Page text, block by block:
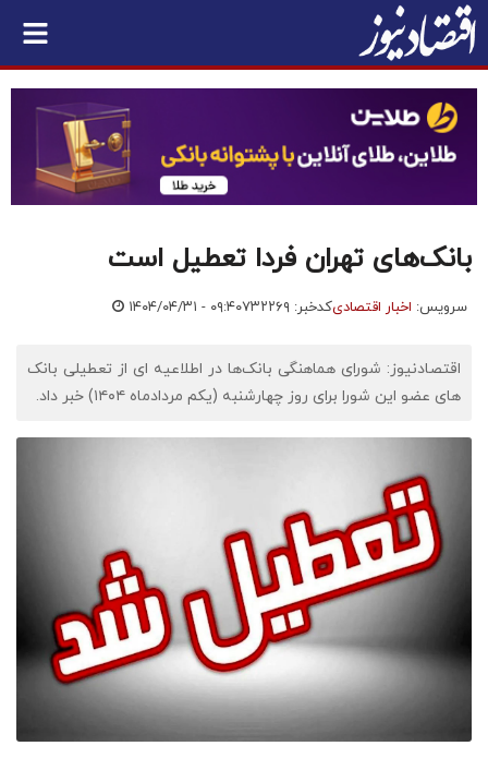
بانک‌های تهران فردا تعطیل است
سرویس: اخبار اقتصادیکدخبر: ۷۳۲۲۶۹ ۱۴۰۴/۰۴/۳۱ - ۰۹:۴۰
اقتصادنیوز: شورای هماهنگی بانک‌ها در اطلاعیه ای از تعطیلی بانک
های عضو این شورا برای روز چهارشنبه (یکم مردادماه ۱۴۰۴) خبر داد.